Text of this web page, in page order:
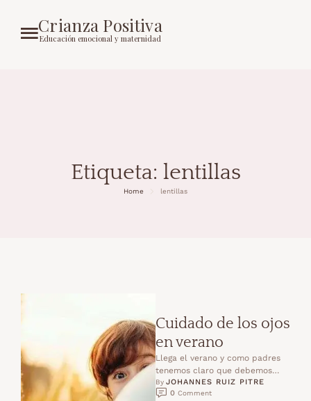
Crianza Positiva
Educación emocional y maternidad
Etiqueta: lentillas
Home lentillas
Cuidado de los ojos
en verano
Llega el verano y como padres
tenemos claro que debemos
proteger del sol tanto nuestra
piel como la …
By JOHANNES RUIZ PITRE
0 Comment